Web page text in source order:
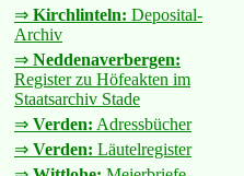
⇒ Kirchlinteln: Deposital-
Archiv
⇒ Neddenaverbergen:
Register zu Höfeakten im
Staatsarchiv Stade
⇒ Verden: Adressbücher
⇒ Verden: Läutelregister